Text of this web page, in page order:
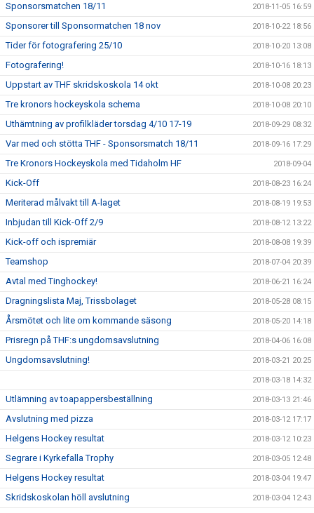
Sponsorsmatchen 18/11 2018-11-05 16:59
Sponsorer till Sponsormatchen 18 nov 2018-10-22 18:56
Tider för fotografering 25/10 2018-10-20 13:08
Fotografering! 2018-10-16 18:13
Uppstart av THF skridskoskola 14 okt 2018-10-08 20:23
Tre kronors hockeyskola schema 2018-10-08 20:10
Uthämtning av profilkläder torsdag 4/10 17-19 2018-09-29 08:32
Var med och stötta THF - Sponsorsmatch 18/11 2018-09-16 17:29
Tre Kronors Hockeyskola med Tidaholm HF 2018-09-04
Kick-Off 2018-08-23 16:24
Meriterad målvakt till A-laget 2018-08-19 19:53
Inbjudan till Kick-Off 2/9 2018-08-12 13:22
Kick-off och ispremiär 2018-08-08 19:39
Teamshop 2018-07-04 20:39
Avtal med Tinghockey! 2018-06-21 16:24
Dragningslista Maj, Trissbolaget 2018-05-28 08:15
Årsmötet och lite om kommande säsong 2018-05-20 14:18
Prisregn på THF:s ungdomsavslutning 2018-04-06 16:08
Ungdomsavslutning! 2018-03-21 20:25
2018-03-18 14:32
Utlämning av toapappersbeställning 2018-03-13 21:46
Avslutning med pizza 2018-03-12 17:17
Helgens Hockey resultat 2018-03-12 10:23
Segrare i Kyrkefalla Trophy 2018-03-05 12:48
Helgens Hockey resultat 2018-03-04 19:47
Skridskoskolan höll avslutning 2018-03-04 12:43